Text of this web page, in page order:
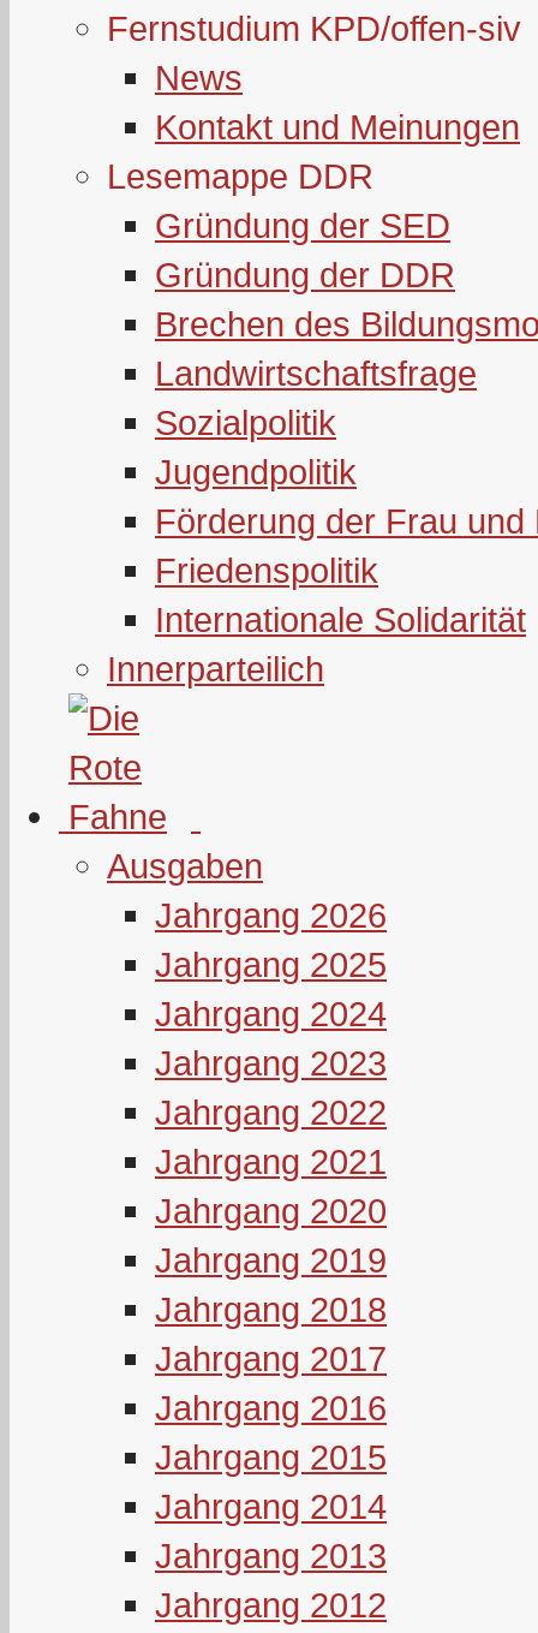
Fernstudium KPD/offen-siv
News
Kontakt und Meinungen
Lesemappe DDR
Gründung der SED
Gründung der DDR
Brechen des
Landwirtschaftsfrage
Sozialpolitik
Jugendpolitik
Förderung der Frau und
Friedenspolitik
Internationale Solidarität
Innerparteilich
Ausgaben
Jahrgang 2026
Jahrgang 2025
Jahrgang 2024
Jahrgang 2023
Jahrgang 2022
Jahrgang 2021
Jahrgang 2020
Jahrgang 2019
Jahrgang 2018
Jahrgang 2017
Jahrgang 2016
Jahrgang 2015
Jahrgang 2014
Jahrgang 2013
Jahrgang 2012